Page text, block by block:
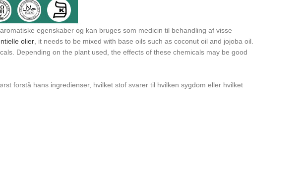
egenskaber og kan bruges som medicin til behandling af visse
olier , it needs to be mixed with base oils such as coconut oil and jojoba oil.
Depending on the plant used, the effects of these chemicals may be good
forstå hans ingredienser, hvilket stof svarer til hvilken sygdom eller hvilket